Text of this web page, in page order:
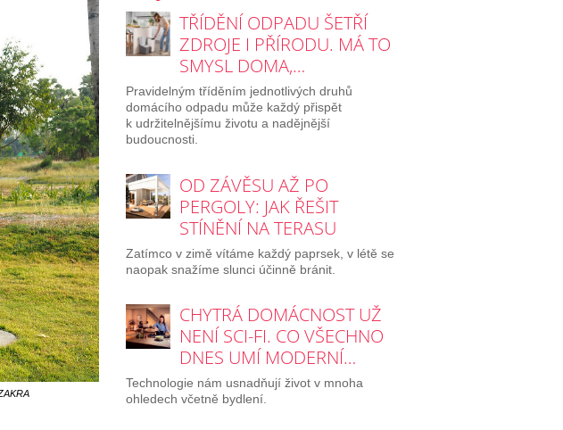
TŘÍDĚNÍ ODPADU ŠETŘÍ
ZDROJE I PŘÍRODU. MÁ TO
SMYSL DOMA,…
Pravidelným tříděním jednotlivých druhů
domácího odpadu může každý přispět
k udržitelnějšímu životu a nadějnější
budoucnosti.
OD ZÁVĚSU AŽ PO
PERGOLY: JAK ŘEŠIT
STÍNĚNÍ NA TERASU
Zatímco v zimě vítáme každý paprsek, v létě se
naopak snažíme slunci účinně bránit.
CHYTRÁ DOMÁCNOST UŽ
NENÍ SCI-FI. CO VŠECHNO
DNES UMÍ MODERNÍ…
Technologie nám usnadňují život v mnoha
ohledech včetně bydlení.